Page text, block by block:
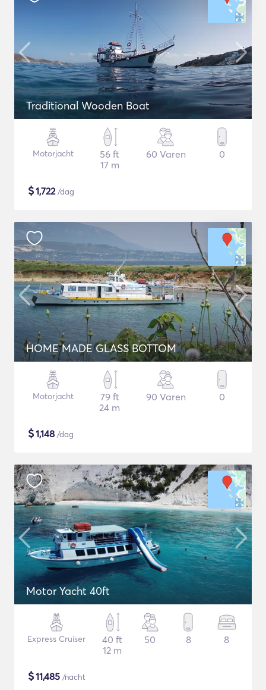
Traditional Wooden Boat
Motorjacht
56 ft
17 m
60 Varen 0
$1,722/dag
HOME MADE GLASS BOTTOM
Motorjacht
79 ft
24 m
90 Varen 0
$1,148 /dag
Motor Yacht 40ft
Express Cruiser
40 ft
12 m
50 8 8
$11,485 /nacht